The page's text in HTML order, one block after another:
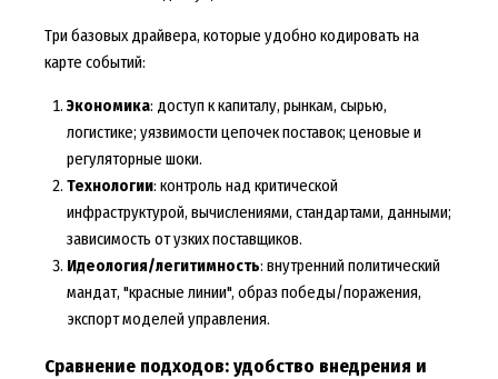
Три базовых драйвера, которые удобно кодировать на
карте событий:
Экономика: доступ к капиталу, рынкам, сырью,
логистике; уязвимости цепочек поставок; ценовые и
регуляторные шоки.
Технологии: контроль над критической
инфраструктурой, вычислениями, стандартами, данными;
зависимость от узких поставщиков.
Идеология/легитимность: внутренний политический
мандат, "красные линии", образ победы/поражения,
экспорт моделей управления.
Сравнение подходов: удобство внедрения и